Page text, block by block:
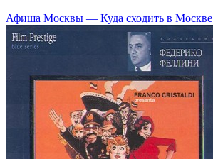
Афиша Москвы — Куда сходить в Москве